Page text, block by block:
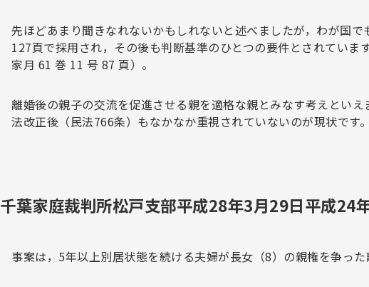
先ほどあまり聞きなれないかもしれないと述べましたが，わが国
127頁で採用され，その後も判断基準のひとつの要件とされてい
家月 61 巻 11 号 87 頁）。
離婚後の親子の交流を促進させる親を適格な親とみなす考えとい
法改正後（民法766条）もなかなか重視されていないのが現状です。
千葉家庭裁判所松戸支部平成28年3月29日平成24
事案は，5年以上別居状態を続ける夫婦が長女（8）の親権を争った